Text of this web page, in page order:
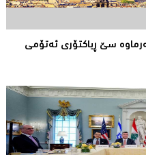
سێ ڕیاکتۆری ئەتۆمی